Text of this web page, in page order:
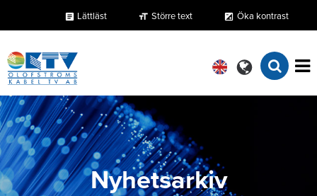
article Lättläst format_size Större text exposure Öka kontrast
Nyhetsarkiv